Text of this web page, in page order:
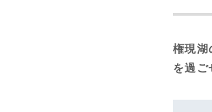
権現湖
を過ご